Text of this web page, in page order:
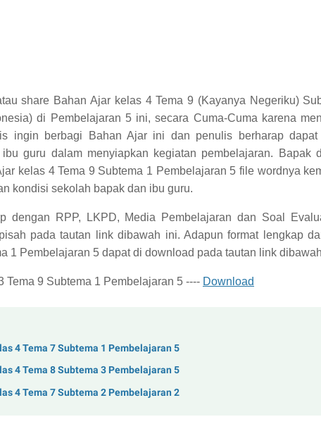
share Bahan Ajar kelas 4 Tema 9 (Kayanya Negeriku)
di Pembelajaran 5 ini, secara Cuma-Cuma karena
ingin berbagi Bahan Ajar ini dan penulis berharap dapat
guru dalam menyiapkan kegiatan pembelajaran. Bapak
kelas 4 Tema 9 Subtema 1 Pembelajaran 5 file wordnya
kondisi sekolah bapak dan ibu guru.
dengan RPP, LKPD, Media Pembelajaran dan Soal
pada tautan link dibawah ini. Adapun format lengkap
1 Pembelajaran 5 dapat di download pada tautan link
Tema 9 Subtema 1 Pembelajaran 5 ---- Download
4 Tema 7 Subtema 1 Pembelajaran 5
4 Tema 8 Subtema 3 Pembelajaran 5
4 Tema 7 Subtema 2 Pembelajaran 2